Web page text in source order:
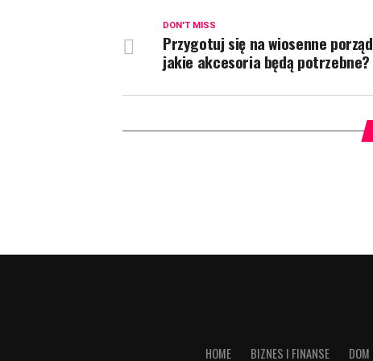
DON'T MISS
Przygotuj się na wiosenne
jakie akcesoria będą potrzebne?
HOME BIZNES I FINANSE DOM